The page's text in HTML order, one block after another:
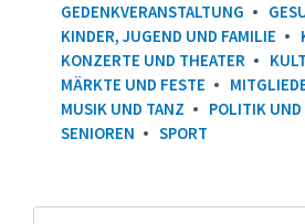
GEDENKVERANSTALTUNG
KINDER, JUGEND UND FAMILIE
KONZERTE UND THEATER
MÄRKTE UND FESTE
MUSIK UND TANZ
POLITIK UND
SENIOREN
SPORT